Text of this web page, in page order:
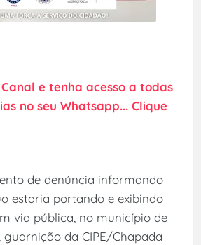
Canal e tenha acesso a todas
no seu Whatsapp... Clique
de denúncia informando
estaria portando e exibindo
via pública, no município de
da CIPE/Chapada